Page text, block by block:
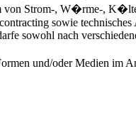
von Strom-, W�rme-,
sowie technisches
sowohl nach
und/oder Medien im